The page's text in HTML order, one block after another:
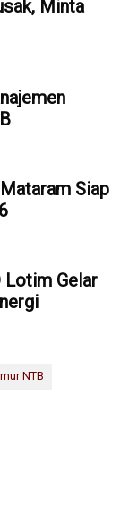
Minta
Siap
Lotim Gelar
NTB